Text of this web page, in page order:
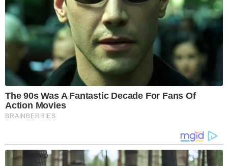
The 90s Was A Fantastic Decade For Fans Of
Action Movies
BRAINBERRIES